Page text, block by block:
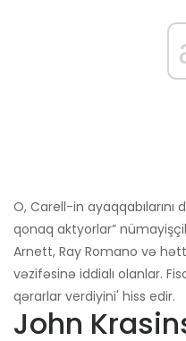
O, Carell-in
qonaq aktyorlar”
Arnett, Ray Romano və
vəzifəsinə iddialı olanlar.
qərarlar verdiyini' hiss edir.
John